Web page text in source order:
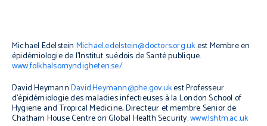
Michael Edelstein Michael.edelstein@doctors.org.ukest Membre en
épidémiologie de l’Institut suédois de Santé publique.
www.folkhalsomyndigheten.se/
David HeymannDavid.Heymann@phe.gov.ukest Professeur
d’épidémiologie des maladies infectieuses à la London School of
Hygiene and Tropical Medicine, Directeur et membre Senior de
Chatham House Centre on Global Health Security.www.lshtm.ac.uk